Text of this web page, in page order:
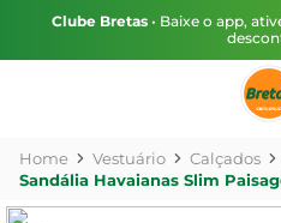
Clube Bretas • Baixe o app,
Vestuário Calçados
Sandália Havaianas Slim